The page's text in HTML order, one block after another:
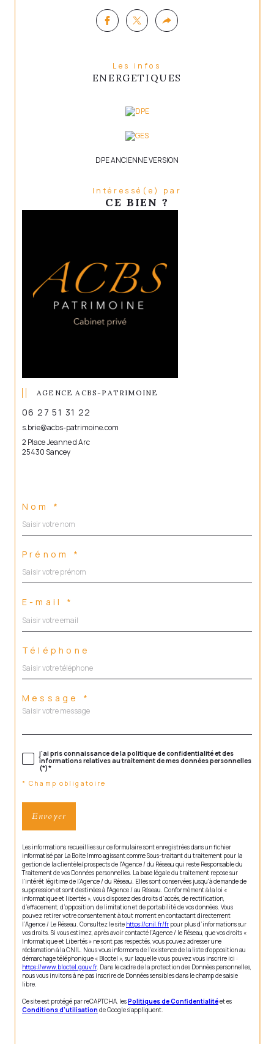
Beaux volumes et potentiel
Terrasse idéale pour les beaux jours
Un bien de caractère à découvrir sans tarder.
Les infos
ENERGETIQUES
DPE ANCIENNE VERSION
Intéressé(e) par
CE BIEN ?
AGENCE ACBS-PATRIMOINE
06 27 51 31 22
s.brie@acbs-patrimoine.com
2 Place Jeanne d Arc
25430 Sancey
Nom *
Prénom *
E-mail *
Téléphone
Message *
j'ai pris connaissance de la politique de confidentialité et des
informations relatives au traitement de mes données personnelles
(*)*
* Champ obligatoire
Envoyer
Les informations recueillies sur ce formulaire sont enregistrées dans un fichier
informatisé par La Boite Immo agissant comme Sous-traitant du traitement pour la
gestion de la clientèle/prospects de l'Agence / du Réseau qui reste Responsable du
Traitement de vos Données personnelles. La base légale du traitement repose sur
l'intérêt légitime de l'Agence / du Réseau. Elles sont conservées jusqu'à demande de
suppression et sont destinées à l'Agence / au Réseau. Conformément à la loi «
informatique et libertés », vous disposez des droits d’accès, de rectification,
d’effacement, d’opposition, de limitation et de portabilité de vos données. Vous
pouvez retirer votre consentement à tout moment en contactant directement
l’Agence / Le Réseau. Consultez le site https://cnil.fr/fr pour plus d’informations sur
vos droits. Si vous estimez, après avoir contacté l'Agence / le Réseau, que vos droits «
Informatique et Libertés » ne sont pas respectés, vous pouvez adresser une
réclamation à la CNIL. Nous vous informons de l’existence de la liste d'opposition au
démarchage téléphonique « Bloctel », sur laquelle vous pouvez vous inscrire ici :
https://www.bloctel.gouv.fr. Dans le cadre de la protection des Données personnelles,
nous vous invitons à ne pas inscrire de Données sensibles dans le champ de saisie
libre.
Ce site est protégé par reCAPTCHA, lesPolitiques de Confidentialitéet es
Conditions d'utilisation de Google s'appliquent.